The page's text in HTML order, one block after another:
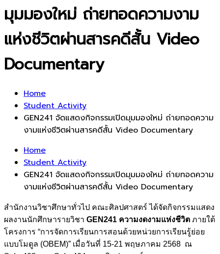
มุมมองใหม่ ถ่ายทอดความงาม
แห่งชีวิตผ่านสารคดีสั้น Video
Documentary
Home
Student Activity
GEN241 จัดแสดงกิจกรรมเปิดมุมมองใหม่ ถ่ายทอดความ
งามแห่งชีวิตผ่านสารคดีสั้น Video Documentary
Home
Student Activity
GEN241 จัดแสดงกิจกรรมเปิดมุมมองใหม่ ถ่ายทอดความ
งามแห่งชีวิตผ่านสารคดีสั้น Video Documentary
สำนักงานวิชาศึกษาทั่วไป คณะศิลปศาสตร์ ได้จัดกิจกรรมแสดง
ผลงานนักศึกษารายวิชา GEN241 ความงดงามแห่งชีวิต ภายใต้
โครงการ “การจัดการเรียนการสอนด้วยหน่วยการเรียนรู้ย่อย
แบบโมดูล (OBEM)” เมื่อวันที่ 15-21 พฤษภาคม 2568 ณ